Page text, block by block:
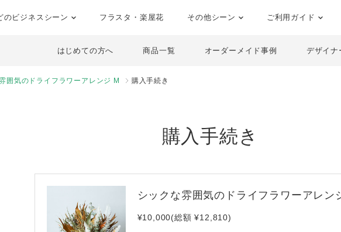
のビジネスシーン フラスタ・楽屋花 その他シーン ご利用ガイド
はじめての方へ 商品一覧 オーダーメイド事例 デザイナ
囲気のドライフラワーアレンジ M 購入手続き
購入手続き
シックな雰囲気のドライフラワーアレン
¥10,000(総額 ¥12,810)